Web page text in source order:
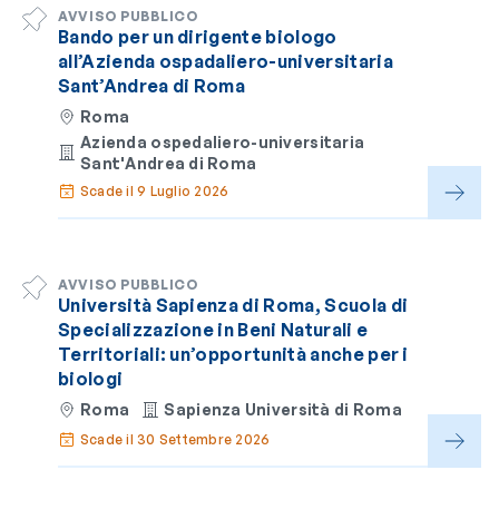
AVVISO PUBBLICO
Bando per un dirigente biologo
all’Azienda ospadaliero-universitaria
Sant’Andrea di Roma
Roma
Azienda ospedaliero-universitaria
Sant'Andrea di Roma
Scade il 9 Luglio 2026
AVVISO PUBBLICO
Università Sapienza di Roma, Scuola di
Specializzazione in Beni Naturali e
Territoriali: un’opportunità anche per i
biologi
Roma Sapienza Università di Roma
Scade il 30 Settembre 2026